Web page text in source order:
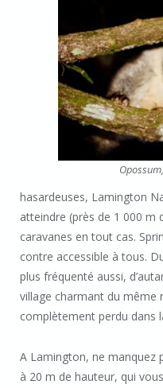
hasardeuses, Lamington
atteindre (près de 1 000 m
caravanes en tout cas.
contre accessible à tous.
plus fréquenté aussi,
village charmant du même
complètement perdu dans
A Lamington, ne manquez
à 20 m de hauteur, qui